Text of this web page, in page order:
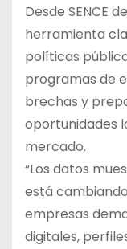
Desde SENCE
herramienta
políticas
programas de
brechas y
oportunidades
mercado.
“Los datos
está
empresas
digitales,